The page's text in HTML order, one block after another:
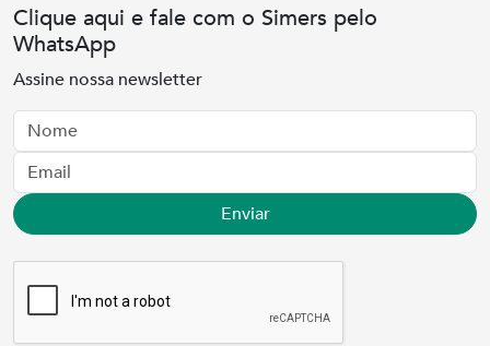
Clique aqui e fale com o Simers pelo
WhatsApp
Assine nossa newsletter
Nome
Email
Enviar